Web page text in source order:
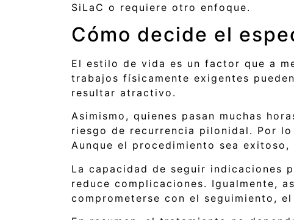
SiLaC o requiere otro enfoque.
Cómo decide el
El estilo de vida es un factor que a
trabajos físicamente exigentes
resultar atractivo.
Asimismo, quienes pasan muchas
riesgo de recurrencia pilonidal. Por
Aunque el procedimiento sea
La capacidad de seguir indicaciones
reduce complicaciones. Igualmente,
comprometerse con el seguimiento,